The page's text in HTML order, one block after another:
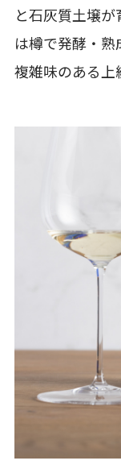
と石灰質土壌
は樽で発酵・
複雑味のある上